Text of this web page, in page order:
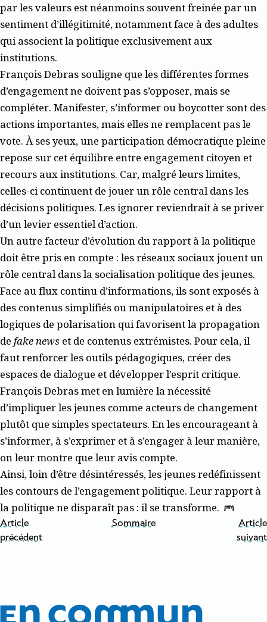
par les valeurs est néanmoins souvent freinée par un
sentiment d’illégitimité, notamment face à des adultes
qui associent la politique exclusivement aux
institutions.
François Debras souligne que les différentes formes
d’engagement ne doivent pas s’opposer, mais se
compléter. Manifester, s’informer ou boycotter sont des
actions importantes, mais elles ne remplacent pas le
vote. À ses yeux, une participation démocratique pleine
repose sur cet équilibre entre engagement citoyen et
recours aux institutions. Car, malgré leurs limites,
celles-ci continuent de jouer un rôle central dans les
décisions politiques. Les ignorer reviendrait à se priver
d’un levier essentiel d’action.
Un autre facteur d’évolution du rapport à la politique
doit être pris en compte : les réseaux sociaux jouent un
rôle central dans la socialisation politique des jeunes.
Face au flux continu d’informations, ils sont exposés à
des contenus simplifiés ou manipulatoires et à des
logiques de polarisation qui favorisent la propagation
de fake news et de contenus extrémistes. Pour cela, il
faut renforcer les outils pédagogiques, créer des
espaces de dialogue et développer l’esprit critique.
François Debras met en lumière la nécessité
d’impliquer les jeunes comme acteurs de changement
plutôt que simples spectateurs. En les encourageant à
s’informer, à s’exprimer et à s’engager à leur manière,
on leur montre que leur avis compte.
Ainsi, loin d’être désintéressés, les jeunes redéfinissent
les contours de l’engagement politique. Leur rapport à
la politique ne disparaît pas : il se transforme.
Article
précédent
Sommaire
Article
suivant